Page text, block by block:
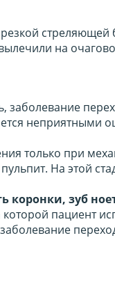
стреляющей
на
только при
На этой
коронки, зуб
пациент